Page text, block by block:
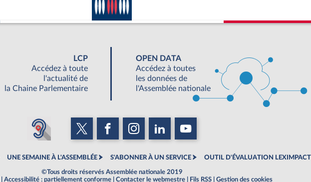
LCP
Accédez à toute
l'actualité de
la Chaine Parlementaire
OPEN DATA
Accédez à toutes
les données de
l'Assemblée nationale
UNE SEMAINE À L'ASSEMBLÉE S'ABONNER À UN SERVICE OUTIL D'ÉVALUATION LEXIMPACT
©Tous droits réservés Assemblée nationale 2019
Accessibilité : partiellement conforme Contacter le webmestre Fils RSS Gestion des cookies